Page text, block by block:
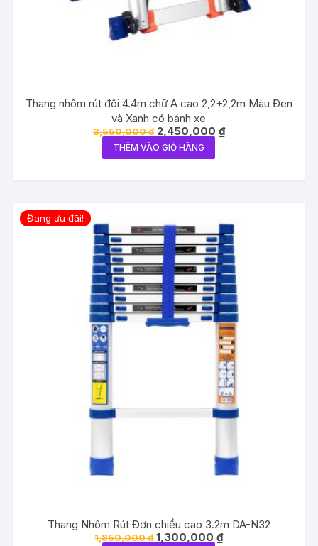
Thang nhôm rút đôi 4.4m chữ A cao 2,2+2,2m Màu Đen
và Xanh có bánh xe
3,550,000₫ Giá
gốc
là:
3,550,000 ₫.
2,450,000 ₫Giá
hiện
THÊM VÀO GIỎ HÀNG
Đang ưu đãi!
Thang Nhôm Rút Đơn chiều cao 3.2m DA-N32
1,850,000₫ Giá
1,300,000₫Giá